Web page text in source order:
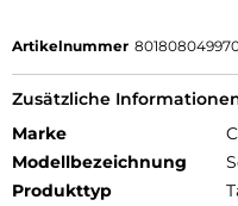
Artikelnummer
Zusätzliche
Marke
Modellbezeichnung
Produkttyp